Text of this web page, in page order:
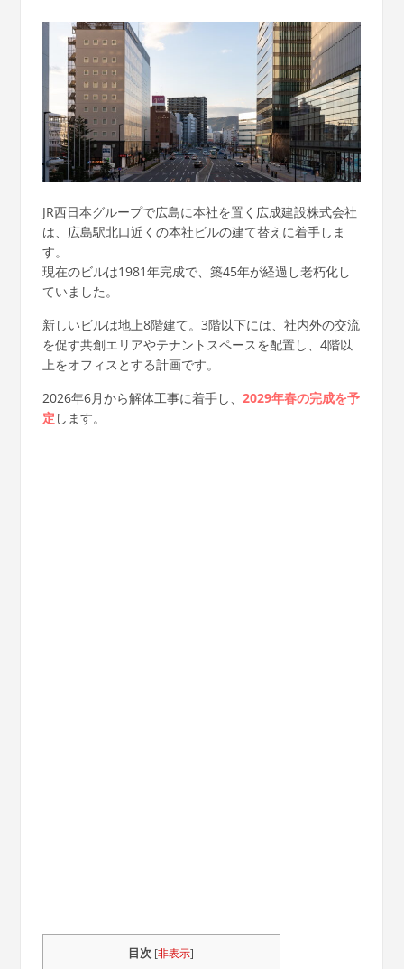
JR西日本グループで広島に本社を置く広成建設株式会社
は、広島駅北口近くの本社ビルの建て替えに着手しま
す。
現在のビルは1981年完成で、築45年が経過し老朽化し
ていました。
新しいビルは地上8階建て。3階以下には、社内外の交流
を促す共創エリアやテナントスペースを配置し、4階以
上をオフィスとする計画です。
2026年6月から解体工事に着手し、 2029年春の完成を予
定 します。
目次 [非表示]